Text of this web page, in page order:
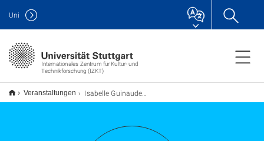
Internationales Zentrum für Kultur- und
Technikforschung (IZKT)
Uni
Veranstaltungen Isabelle Guinaudeau: Wahlen ohne Wahl? Politische Parteien und die Umsetzung ihrer Wahlversprechen